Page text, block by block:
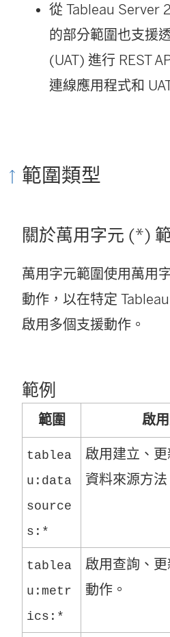
啟
)
啟
)
從 Tableau Server
的部分範圍也支援
(UAT) 進行 REST
連線應用程式和
範圍類型
關於萬用字元 (*)
萬用字元範圍使用萬用
動作，以在特定
啟用多個支援動作。
範例
範圍 啟
tablea
u:data
source
s:*
啟用建立、
資料來源方法
tablea
u:metr
ics:*
啟用查詢、
動作。